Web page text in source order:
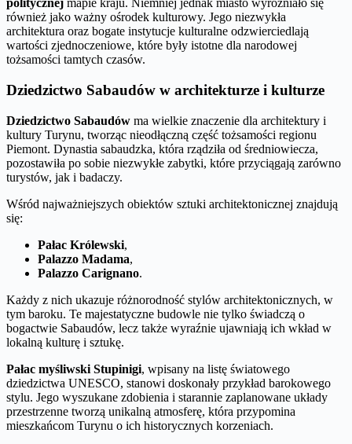
politycznej mapie kraju. Niemniej jednak miasto wyróżniało się
również jako ważny ośrodek kulturowy. Jego niezwykła
architektura oraz bogate instytucje kulturalne odzwierciedlają
wartości zjednoczeniowe, które były istotne dla narodowej
tożsamości tamtych czasów.
Dziedzictwo Sabaudów w architekturze i kulturze
Dziedzictwo Sabaudów ma wielkie znaczenie dla architektury i
kultury Turynu, tworząc nieodłączną część tożsamości regionu
Piemont. Dynastia sabaudzka, która rządziła od średniowiecza,
pozostawiła po sobie niezwykłe zabytki, które przyciągają zarówno
turystów, jak i badaczy.
Wśród najważniejszych obiektów sztuki architektonicznej znajdują
się:
Pałac Królewski,
Palazzo Madama,
Palazzo Carignano.
Każdy z nich ukazuje różnorodność stylów architektonicznych, w
tym baroku. Te majestatyczne budowle nie tylko świadczą o
bogactwie Sabaudów, lecz także wyraźnie ujawniają ich wkład w
lokalną kulturę i sztukę.
Pałac myśliwski Stupinigi, wpisany na listę światowego
dziedzictwa UNESCO, stanowi doskonały przykład barokowego
stylu. Jego wyszukane zdobienia i starannie zaplanowane układy
przestrzenne tworzą unikalną atmosferę, która przypomina
mieszkańcom Turynu o ich historycznych korzeniach.